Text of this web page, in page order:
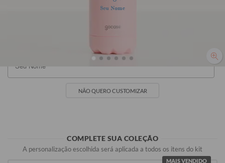
Seu Nome
NÃO QUERO CUSTOMIZAR
COMPLETE SUA COLEÇÃO
A personalização escolhida será aplicada a todos os itens do kit
MAIS VENDIDO